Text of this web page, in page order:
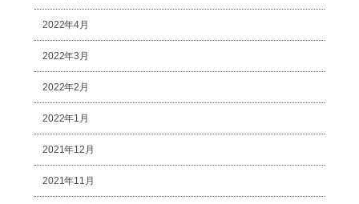
2022年4月
2022年3月
2022年2月
2022年1月
2021年12月
2021年11月